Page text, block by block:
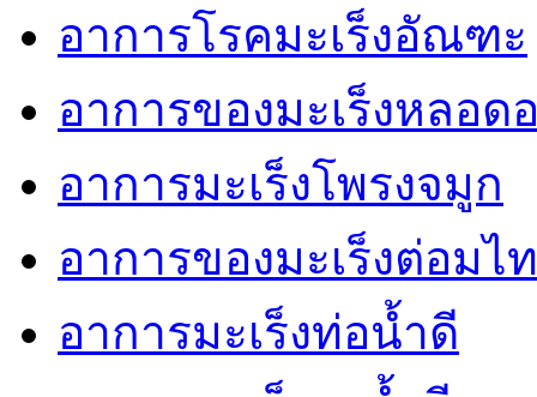
อาการโรคมะเร็งอัณฑะ
อาการของมะเร็งหลอด
อาการมะเร็งโพรงจมูก
อาการของมะเร็งต่อมไ
อาการมะเร็งท่อน้ำดี